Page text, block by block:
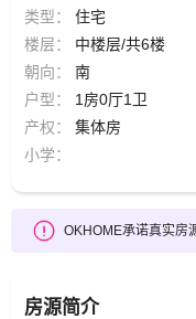
类型：
住宅
楼层：
中楼层/共6楼
朝向：
南
户型：
1房0厅1卫
产权：
集体房
小学：
OKHOME承诺真实房
房源简介